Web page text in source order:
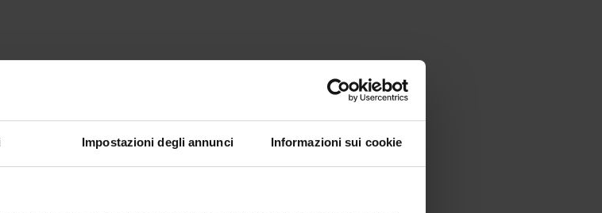
Impostazioni degli annunci Informazioni sui cookie